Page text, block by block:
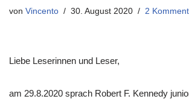
von Vincento 30. August 2020 2
Liebe Leserinnen und Leser,
am 29.8.2020 sprach Robert F. Kennedy